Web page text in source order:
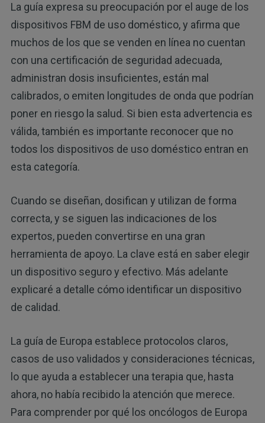
La guía expresa su preocupación por el auge de los
dispositivos FBM de uso doméstico, y afirma que
muchos de los que se venden en línea no cuentan
con una certificación de seguridad adecuada,
administran dosis insuficientes, están mal
calibrados, o emiten longitudes de onda que podrían
poner en riesgo la salud. Si bien esta advertencia es
válida, también es importante reconocer que no
todos los dispositivos de uso doméstico entran en
esta categoría.
Cuando se diseñan, dosifican y utilizan de forma
correcta, y se siguen las indicaciones de los
expertos, pueden convertirse en una gran
herramienta de apoyo. La clave está en saber elegir
un dispositivo seguro y efectivo. Más adelante
explicaré a detalle cómo identificar un dispositivo
de calidad.
La guía de Europa establece protocolos claros,
casos de uso validados y consideraciones técnicas,
lo que ayuda a establecer una terapia que, hasta
ahora, no había recibido la atención que merece.
Para comprender por qué los oncólogos de Europa